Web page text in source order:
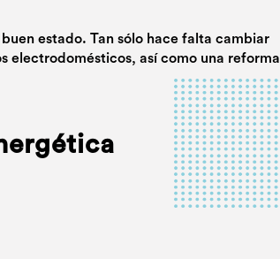
estado. Tan sólo hace falta cambiar
electrodomésticos, así como una reforma